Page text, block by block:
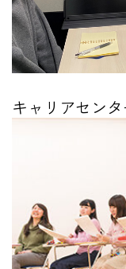
キャリアセン